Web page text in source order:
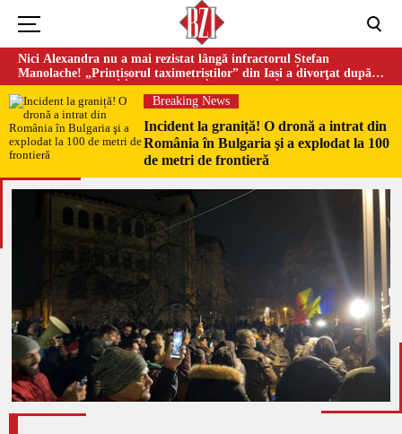
Nici Alexandra nu a mai rezistat lângă infractorul Ștefan
Manolache! „Prințișorul taximetriștilor” din Iași a divorţat după
doi ani de căsnicie
Breaking News
Incident la graniță! O dronă a intrat din
România în Bulgaria şi a explodat la 100
de metri de frontieră